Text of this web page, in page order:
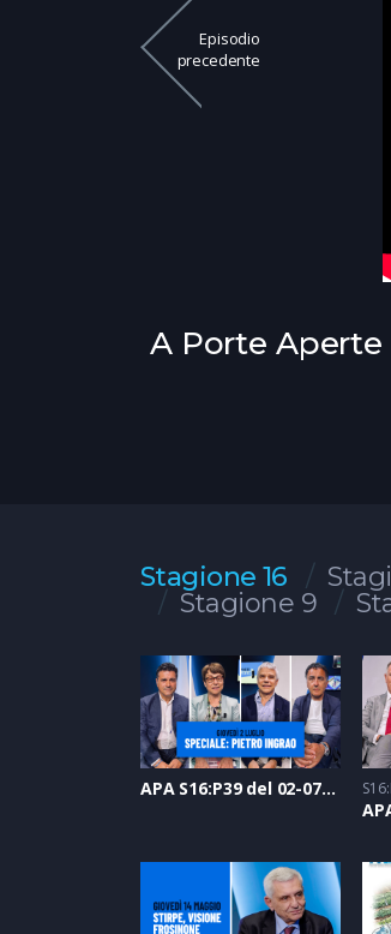
Episodio
precedente
A Porte Aperte
Stagione 16
Stagione 9
APA S16:P39 del 02-07-2026